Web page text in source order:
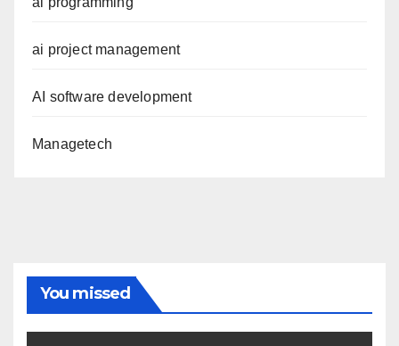
ai project management
AI software development
Managetech
You missed